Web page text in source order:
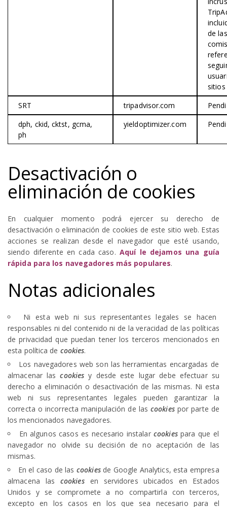
de las
sitios
SRT
tripadvisor.com
dph, ckid, cktst, gcma,
ph
yieldoptimizer.com
Desactivación o
eliminación de cookies
En cualquier momento podrá ejercer su derecho de
desactivación o eliminación de cookies de este sitio web. Estas
acciones se realizan desde el navegador que esté usando,
siendo diferente en cada caso. Aquí le dejamos una guía
rápida para los navegadores más populares.
Notas adicionales
Ni esta web ni sus representantes legales se hacen
responsables ni del contenido ni de la veracidad de las políticas
de privacidad que puedan tener los terceros mencionados en
esta política de cookies.
Los navegadores web son las herramientas encargadas de
almacenar lascookies y desde este lugar debe efectuar su
derecho a eliminación o desactivación de las mismas. Ni esta
web ni sus representantes legales pueden garantizar la
correcta o incorrecta manipulación de lascookiespor parte de
los mencionados navegadores.
En algunos casos es necesario instalarcookiespara que el
navegador no olvide su decisión de no aceptación de las
mismas.
En el caso de lascookiesde Google Analytics, esta empresa
almacena las cookiesen servidores ubicados en Estados
Unidos y se compromete a no compartirla con terceros,
excepto en los casos en los que sea necesario para el